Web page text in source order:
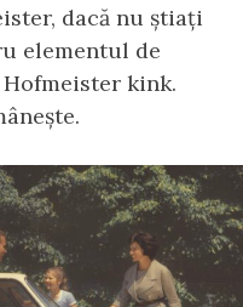
dacă nu știați
elementul de
kink.